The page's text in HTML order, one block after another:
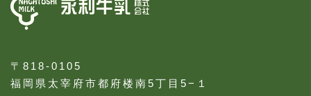
〒818-0105
福岡県太宰府市都府楼南5丁目5−１